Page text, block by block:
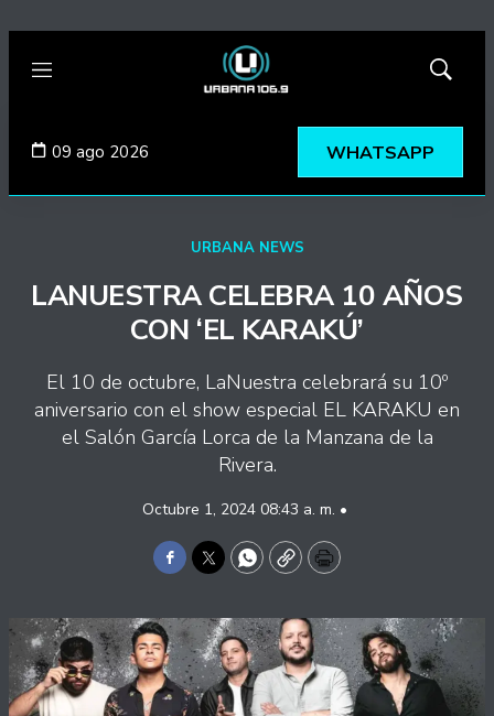
Menú
Mostrar
09 ago 2026 WHATSAPP
URBANA NEWS
LANUESTRA CELEBRA 10 AÑOS
CON ‘EL KARAKÚ’
El 10 de octubre, LaNuestra celebrará su 10º
aniversario con el show especial EL KARAKU en
el Salón García Lorca de la Manzana de la
Rivera.
Octubre 1, 2024 08:43 a. m. •
Facebook
TwitterWhatsApp
CopyPrint